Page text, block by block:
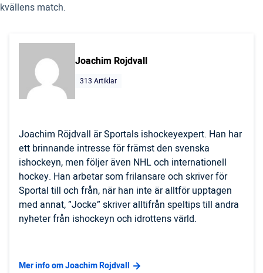
kvällens match.
Joachim Rojdvall
313 Artiklar
Joachim Röjdvall är Sportals ishockeyexpert. Han har
ett brinnande intresse för främst den svenska
ishockeyn, men följer även NHL och internationell
hockey. Han arbetar som frilansare och skriver för
Sportal till och från, när han inte är alltför upptagen
med annat, ”Jocke” skriver alltifrån speltips till andra
nyheter från ishockeyn och idrottens värld.
Mer info om Joachim Rojdvall